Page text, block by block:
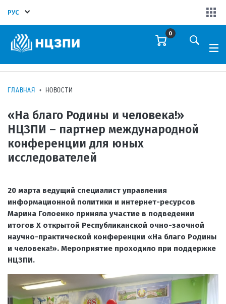
РУС
0
ГЛАВНАЯ НОВОСТИ
«На благо Родины и человека!»
НЦЗПИ – партнер международной
конференции для юных
исследователей
20 марта ведущий специалист управления
информационной политики и интернет-ресурсов
Марина Голоенко приняла участие в подведении
итогов X открытой Республиканской очно-заочной
научно-практической конференции «На благо Родины
и человека!». Мероприятие проходило при поддержке
НЦЗПИ.